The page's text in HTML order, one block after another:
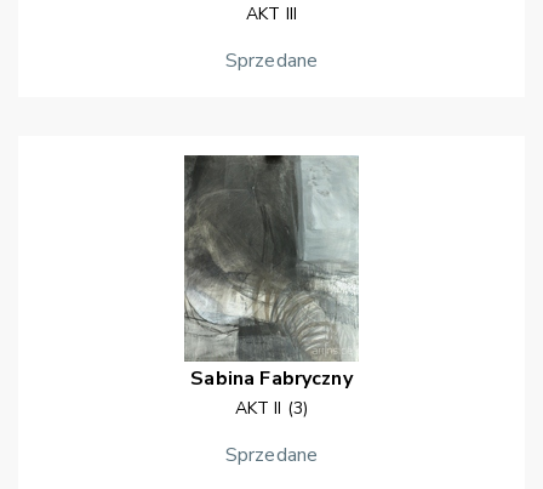
AKT III
Sprzedane
Sabina Fabryczny
AKT II (3)
Sprzedane